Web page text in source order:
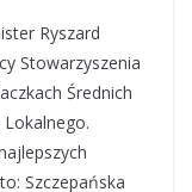
Ryszard
Stowarzyszenia
Średnich
Lokalnego.
Szczepańska